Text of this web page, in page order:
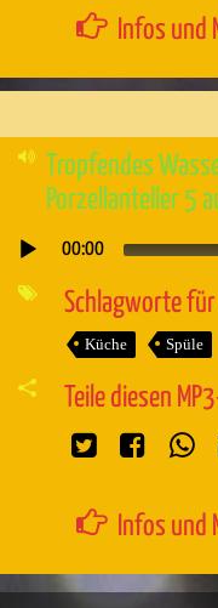
Infos und
Tropfendes
Porzellanteller 5
Audio-
00:00
Schlagworte für
Küche Spüle
Teile diesen
Infos und